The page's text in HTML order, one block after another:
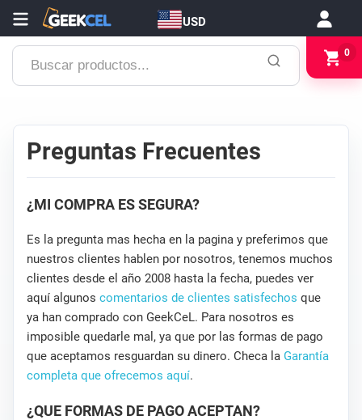
USD
Buscar
productos...
0
Preguntas Frecuentes
¿MI COMPRA ES SEGURA?
Es la pregunta mas hecha en la pagina y preferimos que
nuestros clientes hablen por nosotros, tenemos muchos
clientes desde el año 2008 hasta la fecha, puedes ver
aquí algunos comentarios de clientes satisfechos que
ya han comprado con GeekCeL. Para nosotros es
imposible quedarle mal, ya que por las formas de pago
que aceptamos resguardan su dinero. Checa la Garantía
completa que ofrecemos aquí.
¿QUE FORMAS DE PAGO ACEPTAN?